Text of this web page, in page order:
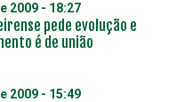
2009 - 18:27
pede evolução e
é de união
2009 - 15:49